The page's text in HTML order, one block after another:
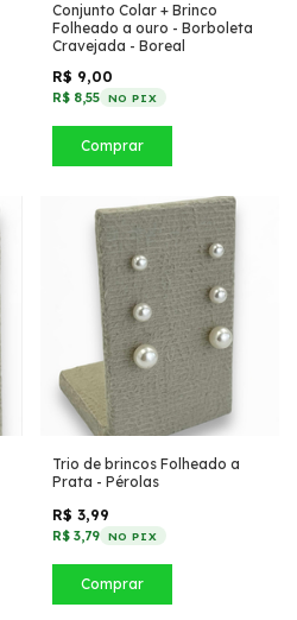
Conjunto Colar + Brinco
Folheado a ouro - Borboleta
Cravejada - Boreal
R$ 9,00
R$ 8,55 NO PIX
Comprar
Trio de brincos Folheado a
Prata - Pérolas
R$ 3,99
R$ 3,79 NO PIX
Comprar